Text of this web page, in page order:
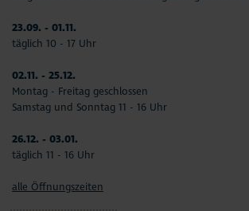
23.09. - 01.11.
täglich 10 - 17 Uhr
02.11. - 25.12.
Montag - Freitag geschlossen
Samstag und Sonntag 11 - 16 Uhr
26.12. - 03.01.
täglich 11 - 16 Uhr
alle Öffnungszeiten